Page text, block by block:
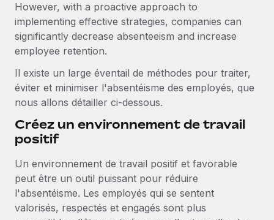
However, with a proactive approach to
implementing effective strategies, companies can
significantly decrease absenteeism and increase
employee retention.
Il existe un large éventail de méthodes pour traiter,
éviter et minimiser l'absentéisme des employés, que
nous allons détailler ci-dessous.
Créez un environnement de travail
positif
Un environnement de travail positif et favorable
peut être un outil puissant pour réduire
l'absentéisme. Les employés qui se sentent
valorisés, respectés et engagés sont plus